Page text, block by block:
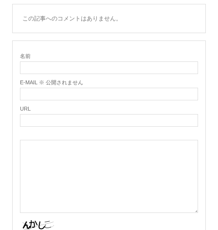
この記事へのコメントはありません。
名前
E-MAIL ※ 公開されません
URL